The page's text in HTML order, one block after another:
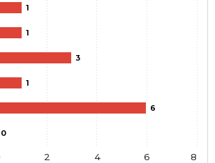
1
1
3
1
6
0
2 4 6 8